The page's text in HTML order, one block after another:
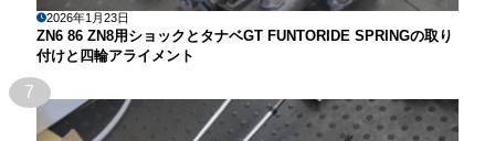
2026年1月23日
ZN6 86 ZN8用ショックとタナベGT FUNTORIDE SPRINGの取り
付けと四輪アライメント
7